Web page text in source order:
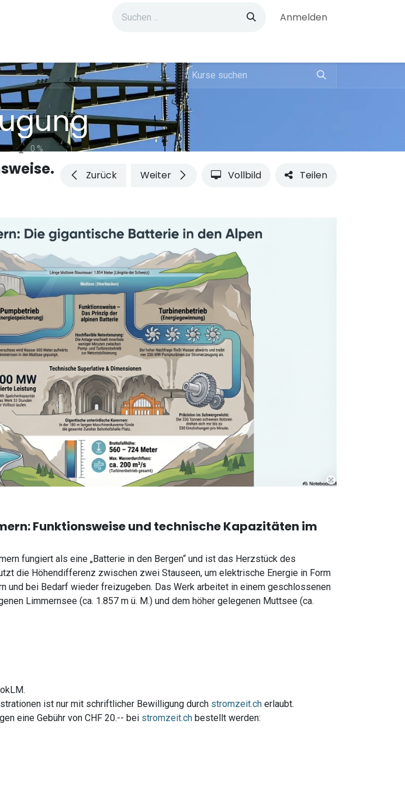
Anmelden
0 %
Zurück Weiter Vollbild Teilen
Funktionsweise und technische Kapazitäten im
fungiert als eine „Batterie in den Bergen“ und ist das Herzstück des
die Höhendifferenz zwischen zwei Stauseen, um elektrische Energie in Form
und bei Bedarf wieder freizugeben. Das Werk arbeitet in einem geschlossenen
Limmernsee (ca. 1.857 m ü. M.) und dem höher gelegenen Muttsee (ca.
ist nur mit schriftlicher Bewilligung durch stromzeit.ch erlaubt.
eine Gebühr von CHF 20.-- bei stromzeit.ch bestellt werden: